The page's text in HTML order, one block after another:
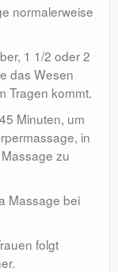
normalerweise
1 1/2 oder 2
das Wesen
Tragen kommt.
Minuten, um
in
zu
Massage bei
folgt